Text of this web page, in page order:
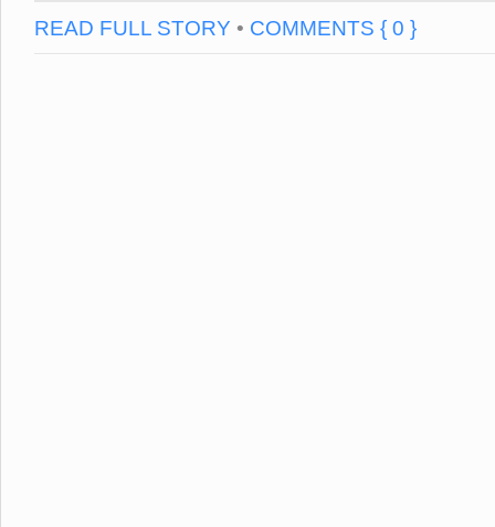
READ FULL STORY • COMMENTS { 0 }